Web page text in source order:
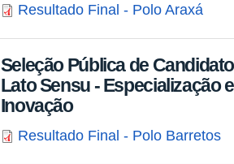
Resultado Final - Polo Araxá
Seleção Pública de
Lato Sensu - Especialização
Inovação
Resultado Final - Polo Barretos